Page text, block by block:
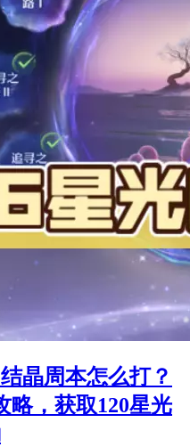
晶周本怎么打？
略，获取120星光